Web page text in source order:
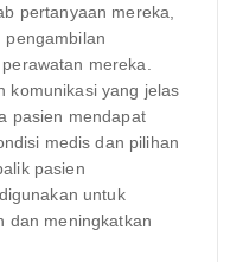
pertanyaan mereka,
pengambilan
mereka.
komunikasi yang jelas
pasien mendapat
medis dan pilihan
pasien
untuk
dan meningkatkan